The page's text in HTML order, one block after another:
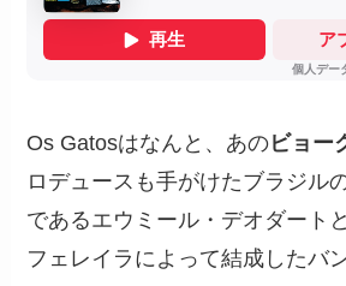
Os Gatosはなんと、あのビョー
ロデュースも手がけたブラジル
であるエウミール・デオダート
フェレイラによって結成したバ